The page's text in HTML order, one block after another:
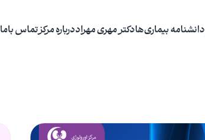
دانشنامه بیماری‌هادکتر مهری مهراددرباره مرکزتماس باما